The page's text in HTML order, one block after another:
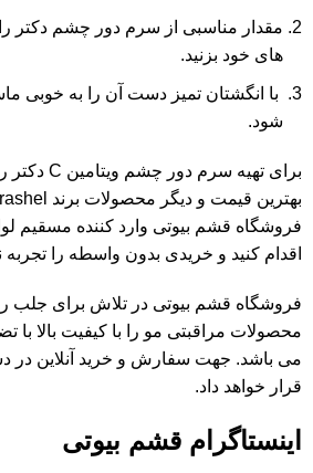
مقدار مناسبی از سرم دور چشم دکتر
های خود بزنید.
با انگشتان تمیز دست آن را به خوبی
شود.
بهترین قیمت و دیگر محصولات برند
فروشگاه قشم بیوتی وارد کننده مسقیم
اقدام کنید و خریدی بدون واسطه را تجربه
فروشگاه قشم بیوتی در تلاش برای جلب
محصولات مراقبتی مو را با کیفیت بالا
می باشد. جهت سفارش و خرید آنلاین در
قرار خواهد داد.
اینستاگرام قشم بیوتی